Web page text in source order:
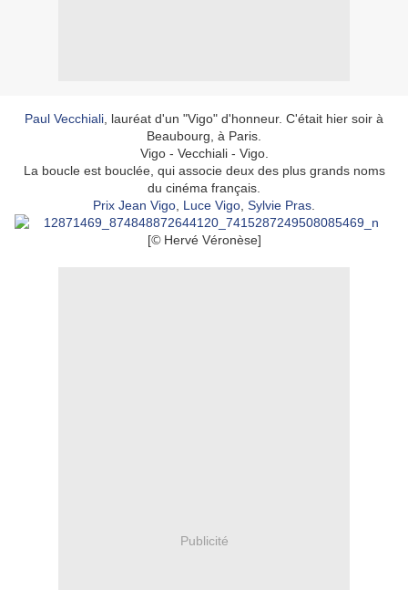
Paul Vecchiali , lauréat d'un "Vigo" d'honneur. C'était hier soir à
Beaubourg, à Paris.
Vigo - Vecchiali - Vigo.
La boucle est bouclée, qui associe deux des plus grands noms
du cinéma français.
Prix Jean Vigo Luce Vigo Sylvie Pras
[©Hervé Véronèse]
Publicité